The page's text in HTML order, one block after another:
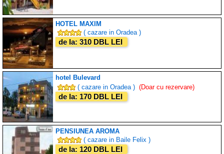
HOTEL MAXIM
( cazare in Oradea )
de la: 310 DBL LEI
hotel Bulevard
( cazare in Oradea ) (Doar cu rezervare)
de la: 170 DBL LEI
PENSIUNEA AROMA
( cazare in Baile Felix )
de la: 120 DBL LEI